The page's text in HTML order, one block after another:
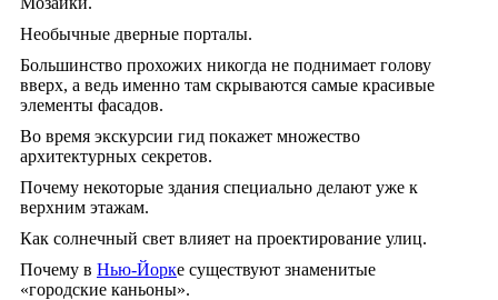
Необычные дверные порталы.
Большинство прохожих никогда не поднимает голову
вверх, а ведь именно там скрываются самые красивые
элементы фасадов.
Во время экскурсии гид покажет множество
архитектурных секретов.
Почему некоторые здания специально делают уже к
верхним этажам.
Как солнечный свет влияет на проектирование улиц.
Почему в Нью-Йорке существуют знаменитые
«городские каньоны».